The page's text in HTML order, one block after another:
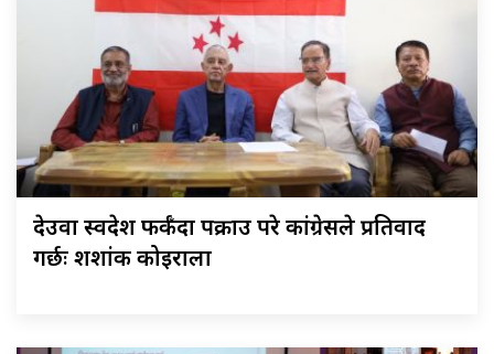
देउवा स्वदेश फर्कँदा पक्राउ परे कांग्रेसले प्रतिवाद
गर्छः शशांक कोइराला